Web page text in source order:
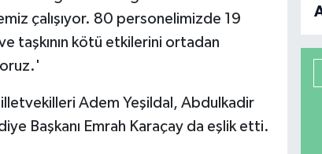
çalışıyor. 80 personelimizde 19
taşkının kötü etkilerini ortadan
Adem Yeşildal, Abdulkadir
Başkanı Emrah Karaçay da eşlik etti.